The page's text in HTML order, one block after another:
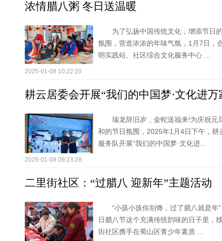
浓情腊八粥 冬日送温暖
为了弘扬中国传统文化，增添节日
氛围，营造浓浓的年味气氛，1月7日，
明实践站、社区综合文化服务中心 ...
2025-01-08 10:22:20
耕云居委会开展“我们的中国梦·文化进
瑞龙辞旧岁，金蛇送福来!为庆祝元
和的节日氛围，2025年1月4日下午，
服务队开展“我们的中国梦·文化进...
2025-01-08 09:23:28
二里街社区：“过腊八 迎新年”主题活动
“小孩小孩你别馋，过了腊八就是
日腊八节这个充满传统韵味的日子里，
街社区携手在蜀山区青少年素质 ...